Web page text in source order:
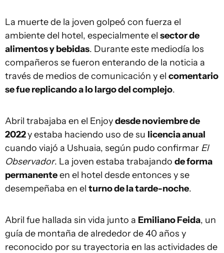
La muerte de la joven golpeó con fuerza el
ambiente del hotel, especialmente el sector de
alimentos y bebidas. Durante este mediodía los
compañeros se fueron enterando de la noticia a
través de medios de comunicación y el comentario
se fue replicando a lo largo del complejo.
Abril trabajaba en el Enjoydesde noviembre de
2022y estaba haciendo uso de su licencia anual
cuando viajó a Ushuaia, según pudo confirmar El
Observador. La joven estaba trabajando de forma
permanenteen el hotel desde entonces y se
desempeñaba en el turno de la tarde-noche.
Abril fue hallada sin vida junto a Emiliano Feida, un
guía de montaña de alrededor de 40 años y
reconocido por su trayectoria en las actividades de